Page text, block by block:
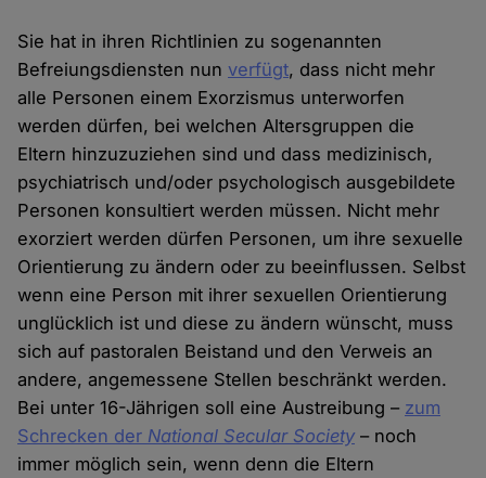
Sie hat in ihren Richtlinien zu sogenannten
Befreiungsdiensten nunverfügt, dass nicht mehr
alle Personen einem Exorzismus unterworfen
werden dürfen, bei welchen Altersgruppen die
Eltern hinzuzuziehen sind und dass medizinisch,
psychiatrisch und/oder psychologisch ausgebildete
Personen konsultiert werden müssen. Nicht mehr
exorziert werden dürfen Personen, um ihre sexuelle
Orientierung zu ändern oder zu beeinflussen. Selbst
wenn eine Person mit ihrer sexuellen Orientierung
unglücklich ist und diese zu ändern wünscht, muss
sich auf pastoralen Beistand und den Verweis an
andere, angemessene Stellen beschränkt werden.
Bei unter 16-Jährigen soll eine Austreibung – zum
Schrecken der National Secular Society – noch
immer möglich sein, wenn denn die Eltern